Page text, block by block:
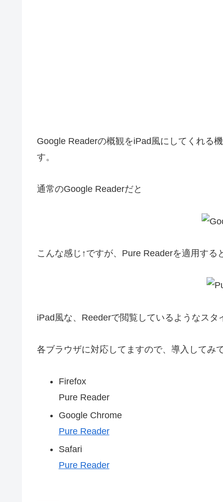
Google Readerの概観をiPad風にしてくれる
す。
通常のGoogle Readerだと
こんな感じ↑ですが、Pure Readerを適用する
iPad風な、Reederで閲覧しているようなスタ
各ブラウザに対応してますので、導入してみ
Firefox
Pure Reader
Google Chrome
Pure Reader
Safari
Pure Reader